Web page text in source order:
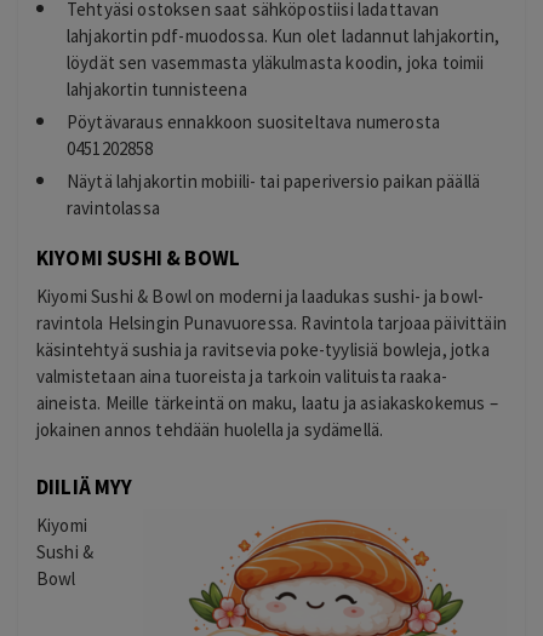
Tehtyäsi ostoksen saat sähköpostiisi ladattavan
lahjakortin pdf-muodossa. Kun olet ladannut lahjakortin,
löydät sen vasemmasta yläkulmasta koodin, joka toimii
lahjakortin tunnisteena
Pöytävaraus ennakkoon suositeltava numerosta
0451202858
Näytä lahjakortin mobiili- tai paperiversio paikan päällä
ravintolassa
KIYOMI SUSHI & BOWL
Kiyomi Sushi & Bowl on moderni ja laadukas sushi- ja bowl-
ravintola Helsingin Punavuoressa. Ravintola tarjoaa päivittäin
käsintehtyä sushia ja ravitsevia poke-tyylisiä bowleja, jotka
valmistetaan aina tuoreista ja tarkoin valituista raaka-
aineista. Meille tärkeintä on maku, laatu ja asiakaskokemus –
jokainen annos tehdään huolella ja sydämellä.
DIILIÄ MYY
Kiyomi
Sushi &
Bowl